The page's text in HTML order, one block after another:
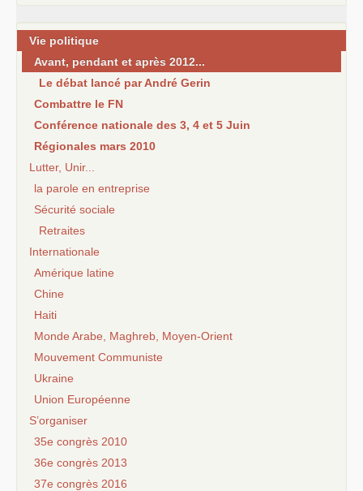
Vie politique
Avant, pendant et après 2012...
Le débat lancé par André Gerin
Combattre le FN
Conférence nationale des 3, 4 et 5 Juin
Régionales mars 2010
Lutter, Unir...
la parole en entreprise
Sécurité sociale
Retraites
Internationale
Amérique latine
Chine
Haiti
Monde Arabe, Maghreb, Moyen-Orient
Mouvement Communiste
Ukraine
Union Européenne
S’organiser
35e congrès 2010
36e congrès 2013
37e congrès 2016